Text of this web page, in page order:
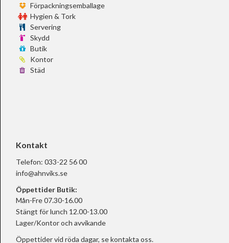
Förpackningsemballage
Hygien & Tork
Servering
Skydd
Butik
Kontor
Städ
Kontakt
Telefon: 033-22 56 00
info@ahnviks.se
Öppettider Butik:
Mån-Fre 07.30-16.00
Stängt för lunch 12.00-13.00
Lager/Kontor och avvikande
Öppettider vid röda dagar, sekontakta oss.